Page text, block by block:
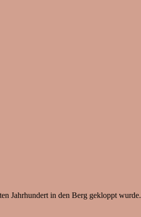
Jahrhundert in den Berg gekloppt wurde.